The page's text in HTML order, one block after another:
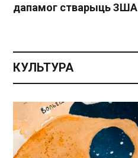
дапамог стварыць ЗША
КУЛЬТУРА